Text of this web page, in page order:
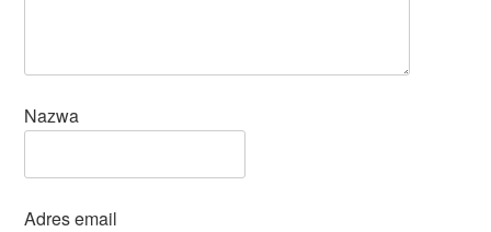
Nazwa
Adres email